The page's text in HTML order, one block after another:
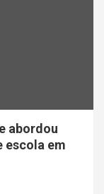
abordou
escola em